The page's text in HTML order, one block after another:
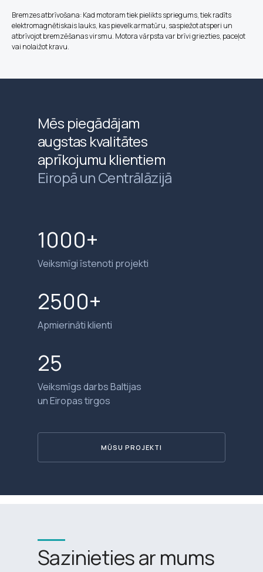
Bremzes atbrīvošana: Kad motoram tiek pielikts spriegums, tiek radīts
elektromagnētiskais lauks, kas pievelk armatūru, saspiežot atsperi un
atbrīvojot bremzēšanas virsmu. Motora vārpsta var brīvi griezties, paceļot
vai nolaižot kravu.
Mēs piegādājam
augstas kvalitātes
aprīkojumu klientiem
Eiropā un Centrālāzijā
1000+
Veiksmīgi īstenoti projekti
MŪSU PROJEKTI
25
Veiksmīgs darbs Baltijas
un Eiropas tirgos
2500+
Apmierināti klienti
Sazinieties ar mums